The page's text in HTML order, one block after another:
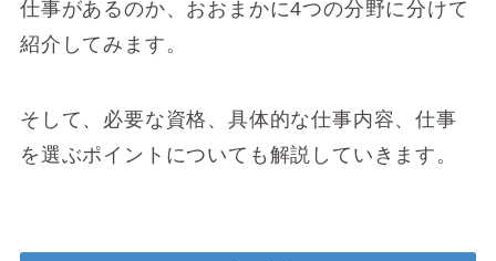
仕事があるのか、おおまかに4つの分野に分けて
紹介してみます。
そして、必要な資格、具体的な仕事内容、仕事
を選ぶポイントについても解説していきます。